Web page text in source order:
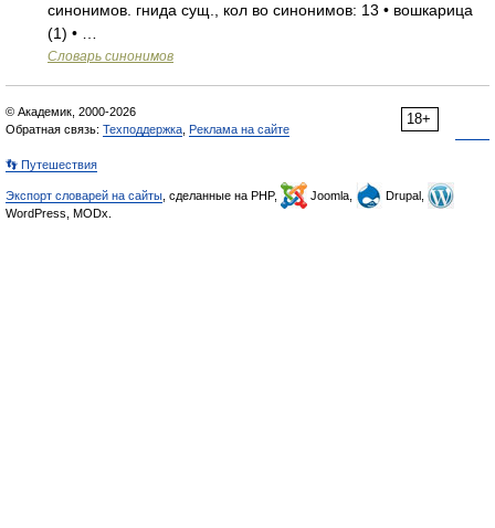
синонимов. гнида сущ., кол во синонимов: 13 • вошкарица
(1) • …
Словарь синонимов
18+
© Академик, 2000-2026
Обратная связь: Техподдержка Реклама на сайте
👣 Путешествия
Экспорт словарей на сайты , сделанные на PHP, Joomla,
Drupal,
WordPress, MODx.